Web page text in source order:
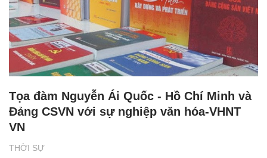
THỜI SỰ
Tọa đàm Nguyễn Ái Quốc - Hồ Chí Minh và
Đảng CSVN với sự nghiệp văn hóa-VHNT
VN